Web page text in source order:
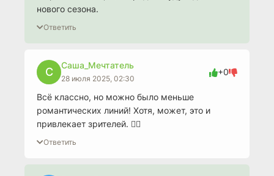
нового сезона.
Ответить
С
Саша_Мечтатель
28 июля 2025, 02:30
+0
Всё классно, но можно было меньше
романтических линий! Хотя, может, это и
привлекает зрителей. 🤷‍♂️
Ответить